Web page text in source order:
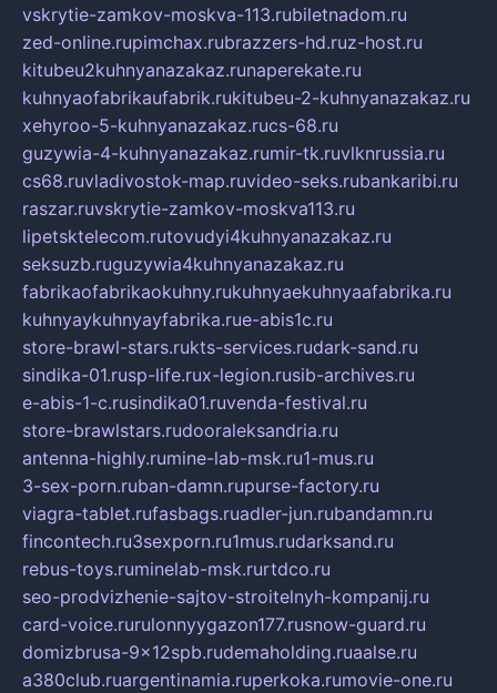
vskrytie-zamkov-moskva-113.rubiletnadom.ru
zed-online.rupimchax.rubrazzers-hd.ruz-host.ru
kitubeu2kuhnyanazakaz.runaperekate.ru
kuhnyaofabrikaufabrik.rukitubeu-2-kuhnyanazakaz.ru
xehyroo-5-kuhnyanazakaz.rucs-68.ru
guzywia-4-kuhnyanazakaz.rumir-tk.ruvlknrussia.ru
cs68.ruvladivostok-map.ruvideo-seks.rubankaribi.ru
raszar.ruvskrytie-zamkov-moskva113.ru
lipetsktelecom.rutovudyi4kuhnyanazakaz.ru
seksuzb.ruguzywia4kuhnyanazakaz.ru
fabrikaofabrikaokuhny.rukuhnyaekuhnyaafabrika.ru
kuhnyaykuhnyayfabrika.rue-abis1c.ru
store-brawl-stars.rukts-services.rudark-sand.ru
sindika-01.rusp-life.rux-legion.rusib-archives.ru
e-abis-1-c.rusindika01.ruvenda-festival.ru
store-brawlstars.rudooraleksandria.ru
antenna-highly.rumine-lab-msk.ru1-mus.ru
3-sex-porn.ruban-damn.rupurse-factory.ru
viagra-tablet.rufasbags.ruadler-jun.rubandamn.ru
fincontech.ru3sexporn.ru1mus.rudarksand.ru
rebus-toys.ruminelab-msk.rurtdco.ru
seo-prodvizhenie-sajtov-stroitelnyh-kompanij.ru
card-voice.rurulonnyygazon177.rusnow-guard.ru
domizbrusa-9x12spb.rudemaholding.ruaalse.ru
a380club.ruargentinamia.ruperkoka.rumovie-one.ru